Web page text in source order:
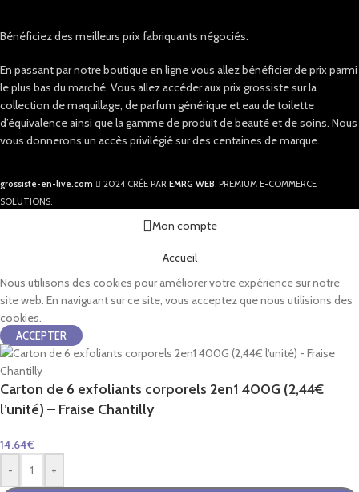
Bénéficiez des meilleurs prix fabriquants négociés.
En passant par notre boutique en ligne vous allez bénéficier de prix parmi
le plus bas du marché. Vous allez accéder aux prix grossiste sur la
collection de maquillage, de parfum générique et eau de toilette
d’équivalence ainsi que la gamme de produit de beauté et de soins. Nous
vous donnerons un accès privilégié sur des centaines de marque.
grossiste-en-live.com 2024 CRÉE PAR EMRG WEB. PREMIUM E-COMMERCE
SOLUTIONS.
Mon compte
Accueil
Nous utilisons des cookies pour améliorer votre expérience sur notre
site web. En naviguant sur ce site, vous acceptez que nous utilisions des
cookies.
ACCEPTER
Carton de 6 exfoliants corporels 2en1 400G (2,44€
l’unité) – Fraise Chantilly
14.64€
-
+